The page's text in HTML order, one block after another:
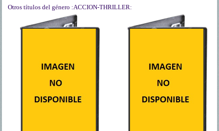
Otros títulos del género :ACCION-THRILLER:
Matt Scudder, un expolicía
de Nueva York, trabaja
pesar de que no tiene
licencia. Cuando accede a
regañadientes a ayudar a
un traficante de heroína a